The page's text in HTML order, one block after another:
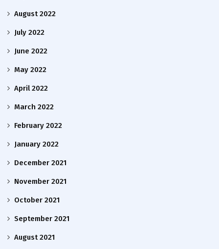
August 2022
July 2022
June 2022
May 2022
April 2022
March 2022
February 2022
January 2022
December 2021
November 2021
October 2021
September 2021
August 2021